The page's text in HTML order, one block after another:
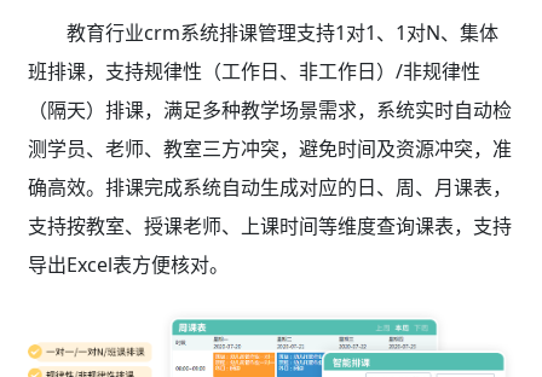
教育行业crm系统排课管理支持1对1、1对N、集体
班排课，支持规律性（工作日、非工作日）/非规律性
（隔天）排课，满足多种教学场景需求，系统实时自动检
测学员、老师、教室三方冲突，避免时间及资源冲突，准
确高效。排课完成系统自动生成对应的日、周、月课表，
支持按教室、授课老师、上课时间等维度查询课表，支持
导出Excel表方便核对。